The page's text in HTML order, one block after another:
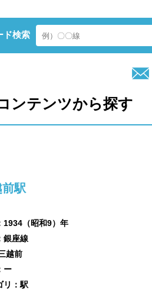
ド検索
ンテンツから探す
駅
1934（昭和9）年
銀座線
越前
ー
リ：駅